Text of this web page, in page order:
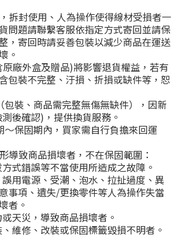
拆封使用、人為操作使得線材受損者一
問題請聯繫客服依指定方式寄回並請保
，寄回時請妥善包裝以減少商品在運送
。
廠外盒及贈品)將影響退貨權益，若有
包裝不完整、汙損、折損或缺件等，恕
包裝、商品需完整無傷無缺件），因新
後確認)，提供換貨服務。
～保固期內，買家需自行負擔來回運
導致商品損壞者，不在保固範圍：
式錯誤等不當使用所造成之故障。
用電源、受潮、泡水、拉扯過度、異
事項、遺失/更換零件等人為操作失當
者。
天災，導致商品損壞者。
維修、改裝或保固標籤毀損不明者。